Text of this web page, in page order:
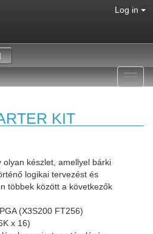
Log in
KIT
olyan készlet, amellyel bárki
logikai tervezést és
többek között a következők
(X3S200 FT256)
x 16)